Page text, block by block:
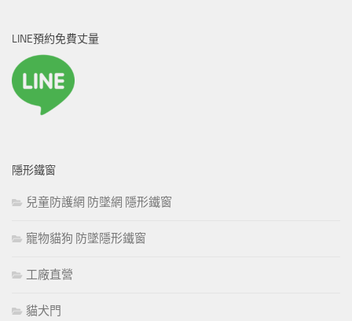
字:
LINE預約免費丈量
隱形鐵窗
兒童防護網 防墜網 隱形鐵窗
寵物貓狗 防墜隱形鐵窗
工廠直營
貓犬門